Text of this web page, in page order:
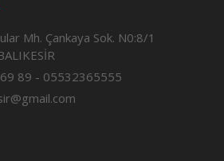
Mh. Çankaya Sok. N0:8/1
89 - 05532365555